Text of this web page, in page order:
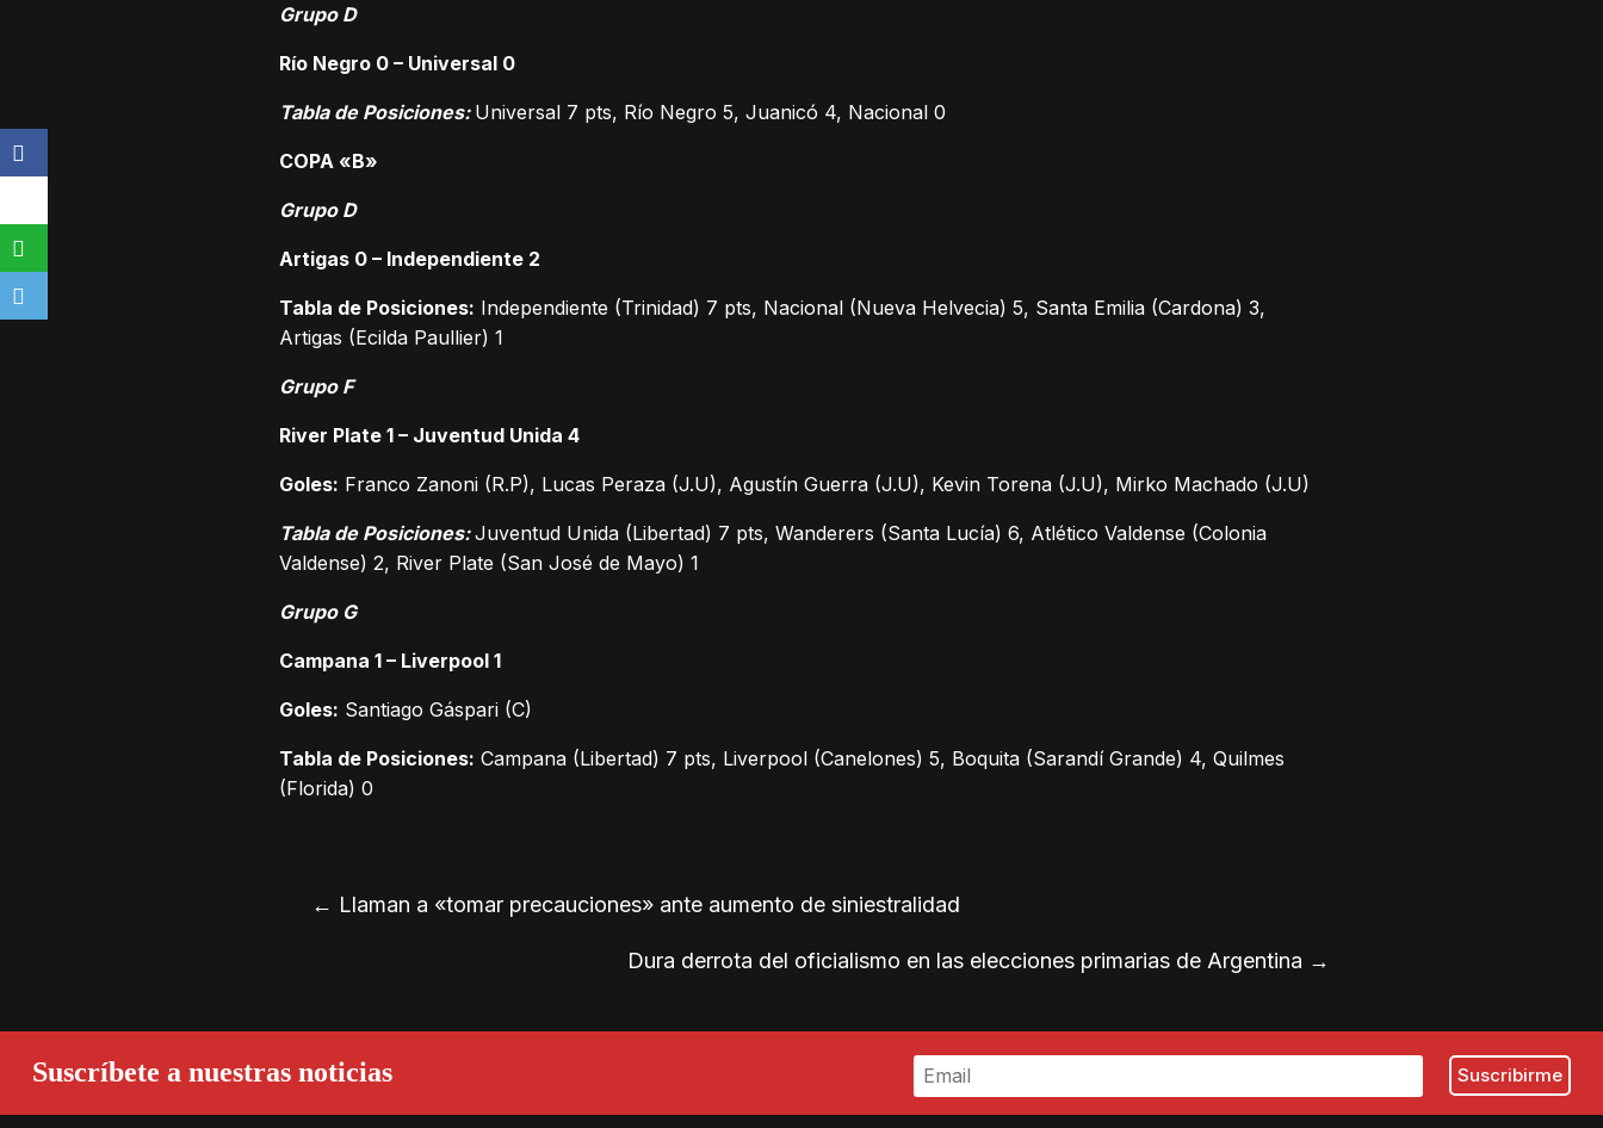
Grupo D
Río Negro 0 – Universal 0
Tabla de Posiciones: Universal 7 pts, Río Negro 5, Juanicó 4, Nacional 0
COPA «B»
Grupo D
Artigas 0 – Independiente 2
Tabla de Posiciones: Independiente (Trinidad) 7 pts, Nacional (Nueva Helvecia) 5, Santa Emilia (Cardona) 3,
Artigas (Ecilda Paullier) 1
Grupo F
River Plate 1 – Juventud Unida 4
Goles: Franco Zanoni (R.P), Lucas Peraza (J.U), Agustín Guerra (J.U), Kevin Torena (J.U), Mirko Machado (J.U)
Tabla de Posiciones: Juventud Unida (Libertad) 7 pts, Wanderers (Santa Lucía) 6, Atlético Valdense (Colonia
Valdense) 2, River Plate (San José de Mayo) 1
Grupo G
Campana 1 – Liverpool 1
Goles: Santiago Gáspari (C)
Tabla de Posiciones: Campana (Libertad) 7 pts, Liverpool (Canelones) 5, Boquita (Sarandí Grande) 4, Quilmes
(Florida) 0
← Llaman a «tomar precauciones» ante aumento de siniestralidad
Dura derrota del oficialismo en las elecciones primarias de Argentina →
Suscríbete a nuestras noticias